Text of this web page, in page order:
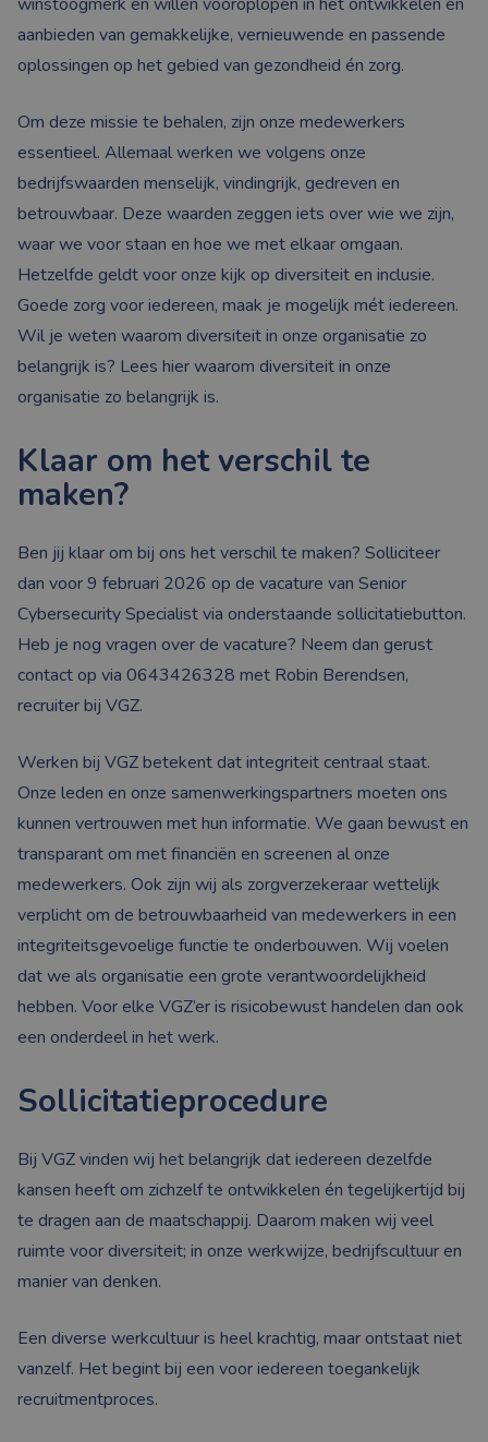
aanbieden van gemakkelijke, vernieuwende en passende
oplossingen op het gebied van gezondheid én zorg.
Om deze missie te behalen, zijn onze medewerkers
essentieel. Allemaal werken we volgens onze
bedrijfswaarden menselijk, vindingrijk, gedreven en
betrouwbaar. Deze waarden zeggen iets over wie we zijn,
waar we voor staan en hoe we met elkaar omgaan.
Hetzelfde geldt voor onze kijk op diversiteit en inclusie.
Goede zorg voor iedereen, maak je mogelijk mét iedereen.
Wil je weten waarom diversiteit in onze organisatie zo
belangrijk is? Lees hier waarom diversiteit in onze
organisatie zo belangrijk is.
Klaar om het verschil te
maken?
Ben jij klaar om bij ons het verschil te maken? Solliciteer
dan voor 9 februari 2026 op de vacature van Senior
Cybersecurity Specialist via onderstaande sollicitatiebutton.
Heb je nog vragen over de vacature? Neem dan gerust
contact op via 0643426328 met Robin Berendsen,
recruiter bij VGZ.
Werken bij VGZ betekent dat integriteit centraal staat.
Onze leden en onze samenwerkingspartners moeten ons
kunnen vertrouwen met hun informatie. We gaan bewust en
transparant om met financiën en screenen al onze
medewerkers. Ook zijn wij als zorgverzekeraar wettelijk
verplicht om de betrouwbaarheid van medewerkers in een
integriteitsgevoelige functie te onderbouwen. Wij voelen
dat we als organisatie een grote verantwoordelijkheid
hebben. Voor elke VGZ’er is risicobewust handelen dan ook
een onderdeel in het werk.
Sollicitatieprocedure
Bij VGZ vinden wij het belangrijk dat iedereen dezelfde
kansen heeft om zichzelf te ontwikkelen én tegelijkertijd bij
te dragen aan de maatschappij. Daarom maken wij veel
ruimte voor diversiteit; in onze werkwijze, bedrijfscultuur en
manier van denken.
Een diverse werkcultuur is heel krachtig, maar ontstaat niet
vanzelf. Het begint bij een voor iedereen toegankelijk
recruitmentproces.